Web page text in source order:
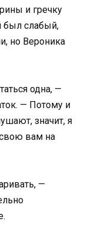
и гречку
был слабый,
но Вероника
одна, —
— Потому и
значит, я
вам на
—